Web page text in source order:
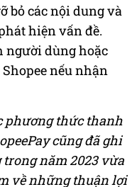
bỏ các nội dung và
hiện vấn đề.
người dùng hoặc
nếu nhận
phương thức thanh
cũng đã ghi
năm 2023 vừa
về những thuận lợi